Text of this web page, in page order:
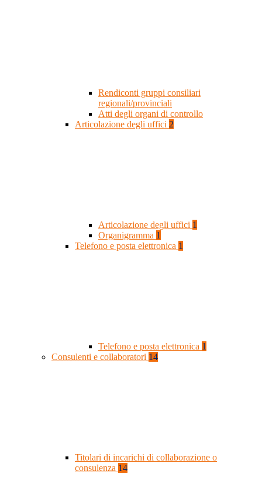
Rendiconti gruppi consiliari
regionali/provinciali
Atti degli organi di controllo
Articolazione degli uffici 2
Articolazione degli uffici 1
Organigramma 1
Telefono e posta elettronica 1
Telefono e posta elettronica 1
Consulenti e collaboratori 14
Titolari di incarichi di collaborazione o
consulenza 14